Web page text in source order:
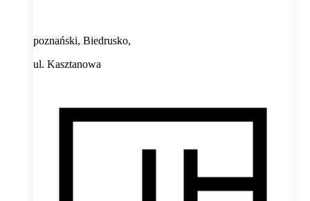
poznański, Biedrusko,
ul. Kasztanowa